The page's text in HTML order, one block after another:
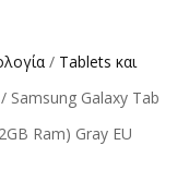
/ Tablets και
/ Samsung Galaxy Tab
Ram) Gray EU